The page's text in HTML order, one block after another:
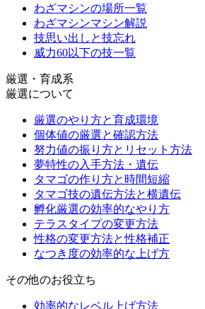
わざマシンの場所一覧
わざマシンマシン解説
技思い出しと技忘れ
威力60以下の技一覧
厳選・育成系
厳選について
厳選のやり方と育成環境
個体値の厳選と確認方法
努力値の振り方とリセット方法
夢特性の入手方法・遺伝
タマゴの作り方と時間短縮
タマゴ技の遺伝方法と横遺伝
孵化厳選の効率的なやり方
テラスタイプの変更方法
性格の変更方法と性格補正
なつき度の効率的な上げ方
その他のお役立ち
効率的なレベル上げ方法